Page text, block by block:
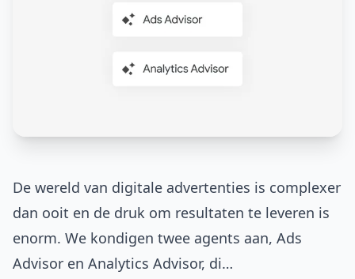
De wereld van digitale advertenties is complexer
dan ooit en de druk om resultaten te leveren is
enorm. We kondigen twee agents aan, Ads
Advisor en Analytics Advisor, di…